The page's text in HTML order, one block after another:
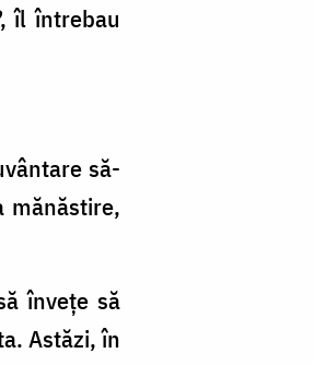
, îl întrebau
să-
mănăstire,
învețe să
Astăzi, în